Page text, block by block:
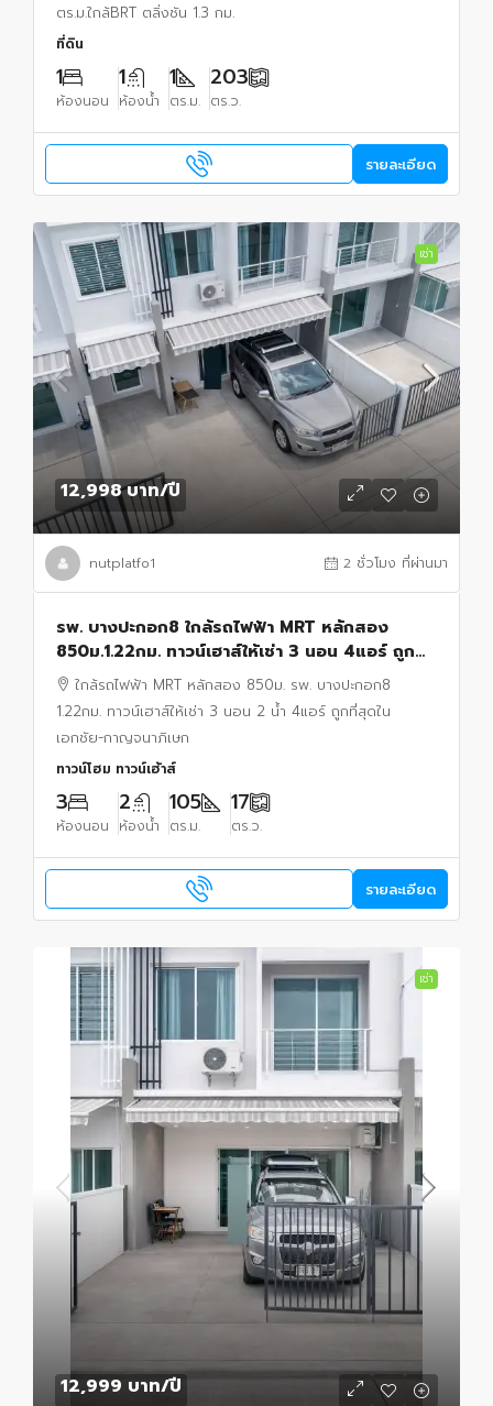
ตร.ม.ใกล้BRT ตลิ่งชัน 1.3 กม.
ที่ดิน
1
ห้องนอน
1
ห้องน้ำ
1
ตร.ม.
203
ตร.ว.
รายละเอียด
เช่า
12,998 บาท/ปี
nutplatfo1 2 ชั่วโมง ที่ผ่านมา
รพ. บางปะกอก8 ใกล้รถไฟฟ้า MRT หลักสอง
850ม.1.22กม. ทาวน์เฮาส์ให้เช่า 3 นอน 4แอร์ ถูก
ที่สุดใน เอกชัย-กาญจนาภิเษก 2 น้ำ
ใกล้รถไฟฟ้า MRT หลักสอง 850ม. รพ. บางปะกอก8
1.22กม. ทาวน์เฮาส์ให้เช่า 3 นอน 2 น้ำ 4แอร์ ถูกที่สุดใน
เอกชัย-กาญจนาภิเษก
ทาวน์โฮม ทาวน์เฮ้าส์
3
ห้องนอน
2
ห้องน้ำ
105
ตร.ม.
17
ตร.ว.
รายละเอียด
เช่า
12,999 บาท/ปี